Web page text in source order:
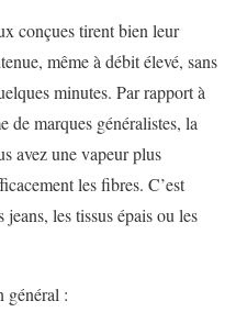
conçues tirent bien leur
même à débit élevé, sans
minutes. Par rapport à
de marques généralistes, la
avez une vapeur plus
les fibres. C’est
les tissus épais ou les
général :